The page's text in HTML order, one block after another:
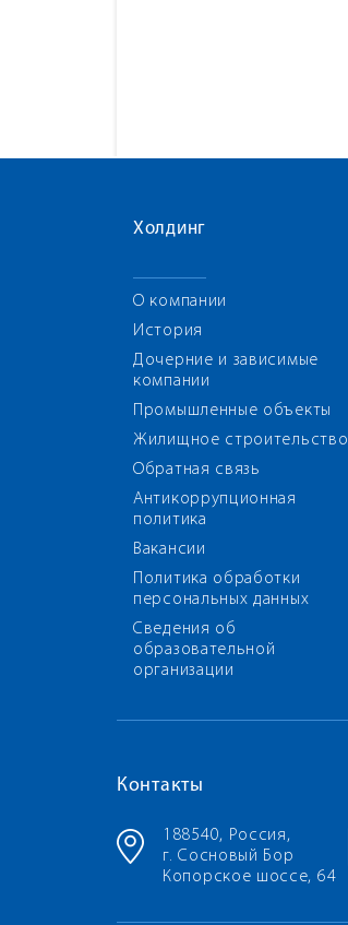
Холдинг
О компании
История
Дочерние и зависимые
компании
Промышленные объекты
Жилищное строительство
Обратная связь
Антикоррупционная
политика
Вакансии
Политика обработки
персональных данных
Сведения об
образовательной
организации
Контакты
188540, Россия,
г. Сосновый Бор
Копорское шоссе, 64